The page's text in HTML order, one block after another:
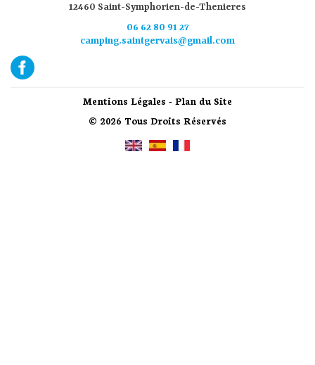
12460 Saint-Symphorien-de-Thenieres
06 62 80 91 27
camping.saintgervais@gmail.com
Mentions Légales - Plan du Site
© 2026 Tous Droits Réservés